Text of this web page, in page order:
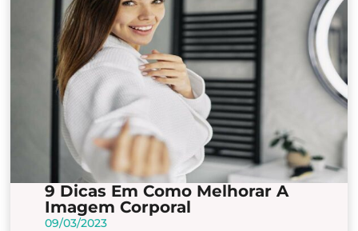
9 Dicas Em Como Melhorar A
Imagem Corporal
09/03/2023